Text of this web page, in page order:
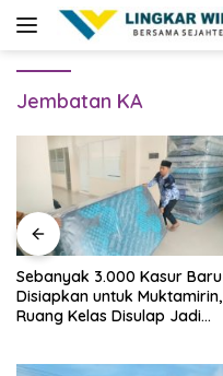
Jembatan KA
Sebanyak 3.000 Kasur Baru
Disiapkan untuk Muktamirin,
Ruang Kelas Disulap Jadi